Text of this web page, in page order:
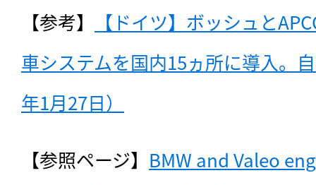
【参考】
【ドイツ】ボッシュと
車システムを国内15ヵ所に導入。
年1月27日）
【参照ページ】 BMW and Valeo